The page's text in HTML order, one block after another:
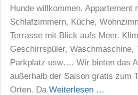
Hunde willkommen. Appartement
Schlafzimmern, Küche,
Terrasse mit Blick aufs Meer.
Geschirrspüler, Waschmaschine,
Parkplatz usw…. Wir bieten das
außerhalb der Saison gratis zum
Orten. Da Weiterlesen …